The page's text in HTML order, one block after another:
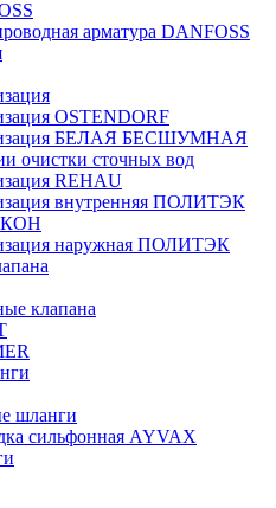
арматура DANFOSS
OSTENDORF
БЕЛАЯ БЕСШУМНАЯ
очистки сточных вод
REHAU
внутренняя ПОЛИТЭК
наружная ПОЛИТЭК
клапана
шланги
сильфонная AYVAX